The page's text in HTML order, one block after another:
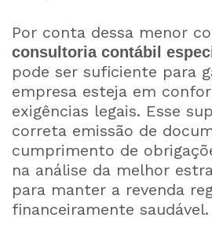
Por conta dessa menor
consultoria contábil
pode ser suficiente para
empresa esteja em
exigências legais. Esse
correta emissão de
cumprimento de
na análise da melhor
para manter a revenda
financeiramente saudável.